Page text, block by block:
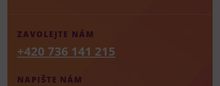
NAPIŠTE NÁM
ZAVOLEJTE NÁM
+420 736 141 215